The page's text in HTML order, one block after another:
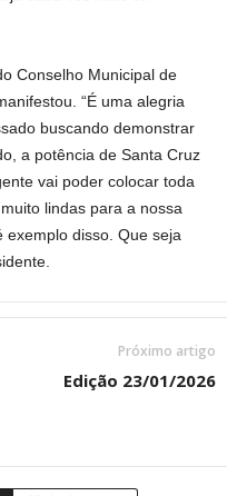
Conselho Municipal de
“É uma alegria
buscando demonstrar
a potência de Santa Cruz
vai poder colocar toda
lindas para a nossa
exemplo disso. Que seja
Próximo artigo
Edição 23/01/2026